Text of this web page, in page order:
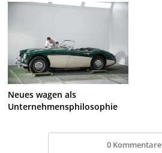
Neues wagen als
Unternehmensphilosophie
0 Kommentare